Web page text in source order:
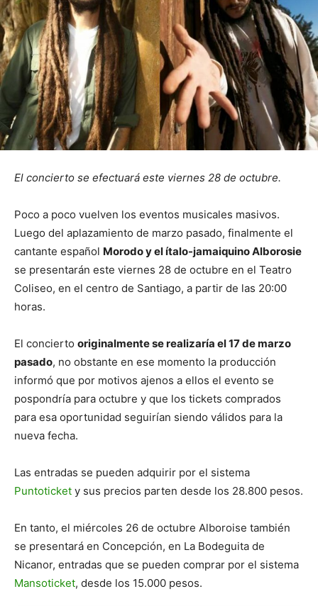
El concierto se efectuará este viernes 28 de octubre.
Poco a poco vuelven los eventos musicales masivos.
Luego del aplazamiento de marzo pasado, finalmente el
cantante español Morodo y el ítalo-jamaiquino Alborosie
se presentarán este viernes 28 de octubre en el Teatro
Coliseo, en el centro de Santiago, a partir de las 20:00
horas.
El concierto originalmente se realizaría el 17 de marzo
pasado, no obstante en ese momento la producción
informó que por motivos ajenos a ellos el evento se
pospondría para octubre y que los tickets comprados
para esa oportunidad seguirían siendo válidos para la
nueva fecha.
Las entradas se pueden adquirir por el sistema
Puntoticket y sus precios parten desde los 28.800 pesos.
En tanto, el miércoles 26 de octubre Alboroise también
se presentará en Concepción, en La Bodeguita de
Nicanor, entradas que se pueden comprar por el sistema
Mansoticket, desde los 15.000 pesos.